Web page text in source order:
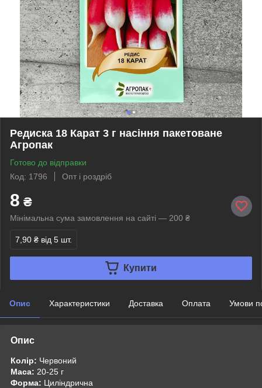
Редиска 18 Карат 3 г насіння пакетоване
Агропак
Готово до відправки
Код: 1796
Опт і роздріб
8 ₴
Мінімальна сума замовлення на сайті — 200 ₴
7,90 ₴ від 5 шт.
Купити
Опис Характеристики Доставка Оплата Умови
Опис
Колір: Червоний
Маса: 20-25 г
Форма: Циліндрична